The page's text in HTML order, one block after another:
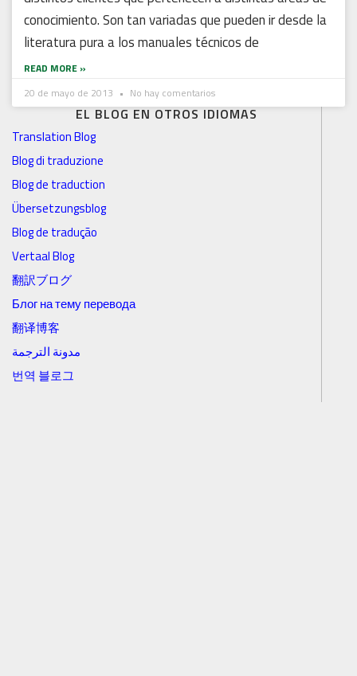
EL BLOG EN OTROS IDIOMAS
Translation Blog
Blog di traduzione
Blog de traduction
Übersetzungsblog
Blog de tradução
Vertaal Blog
翻訳ブログ
Блог на тему перевода
翻译博客
مدونة الترجمة
번역 블로그
conocimiento. Son tan variadas que pueden ir desde la
literatura pura a los manuales técnicos de
READ MORE »
20 de mayo de 2013
No hay comentarios